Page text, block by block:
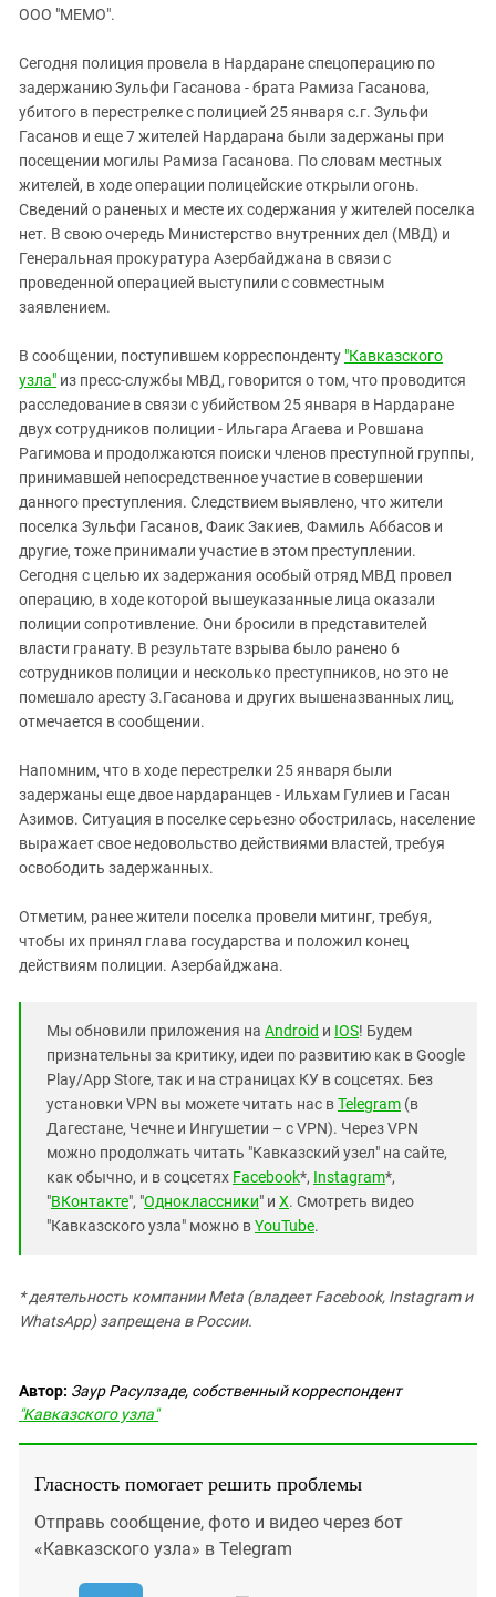
ИНАКОМЫСЛИЕ В ЧЕЧНЕ
ПРЕСЛЕДОВАНИЕ АКТИВИСТОВ
МОБИЛИЗАЦИЯ И ПРОТЕСТЫ
Дагестан
Кабардино-Балкария
Калмыкия
Карачаево-Черкесия
Краснодарский край
Нагорный Карабах
Российская Федерация
Ростовская область
СКФО
Чечня
Южная Осетия
Южный Кавказ
ЮФО
ООО "МЕМО".
Сегодня полиция провела в Нардаране спецоперацию по
задержанию Зульфи Гасанова - брата Рамиза Гасанова,
убитого в перестрелке с полицией 25 января с.г. Зульфи
Гасанов и еще 7 жителей Нардарана были задержаны при
посещении могилы Рамиза Гасанова. По словам местных
жителей, в ходе операции полицейские открыли огонь.
Сведений о раненых и месте их содержания у жителей поселка
нет. В свою очередь Министерство внутренних дел (МВД) и
Генеральная прокуратура Азербайджана в связи с
проведенной операцией выступили с совместным
заявлением.
В сообщении, поступившем корреспонденту "Кавказского
узла" из пресс-службы МВД, говорится о том, что проводится
расследование в связи с убийством 25 января в Нардаране
двух сотрудников полиции - Ильгара Агаева и Ровшана
Рагимова и продолжаются поиски членов преступной группы,
принимавшей непосредственное участие в совершении
данного преступления. Следствием выявлено, что жители
поселка Зульфи Гасанов, Фаик Закиев, Фамиль Аббасов и
другие, тоже принимали участие в этом преступлении.
Сегодня с целью их задержания особый отряд МВД провел
операцию, в ходе которой вышеуказанные лица оказали
полиции сопротивление. Они бросили в представителей
власти гранату. В результате взрыва было ранено 6
сотрудников полиции и несколько преступников, но это не
помешало аресту З.Гасанова и других вышеназванных лиц,
отмечается в сообщении.
Напомним, что в ходе перестрелки 25 января были
задержаны еще двое нардаранцев - Ильхам Гулиев и Гасан
Азимов. Ситуация в поселке серьезно обострилась, население
выражает свое недовольство действиями властей, требуя
освободить задержанных.
Отметим, ранее жители поселка провели митинг, требуя,
чтобы их принял глава государства и положил конец
действиям полиции. Азербайджана.
Мы обновили приложения на Android и IOS! Будем
признательны за критику, идеи по развитию как в Google
Play/App Store, так и на страницах КУ в соцсетях. Без
установки VPN вы можете читать нас вTelegram (в
Дагестане, Чечне и Ингушетии – с VPN). Через VPN
можно продолжать читать "Кавказский узел" на сайте,
как обычно, и в соцсетях Facebook*, Instagram*,
"ВКонтакте", "Одноклассники" и X. Смотреть видео
"Кавказского узла" можно вYouTube.
* деятельность компании Meta (владеет Facebook, Instagram и
WhatsApp) запрещена в России.
Автор: Заур Расулзаде, собственный корреспондент
"Кавказского узла"
Гласность помогает решить проблемы
Отправь сообщение, фото и видео через бот
«Кавказского узла» в Telegram